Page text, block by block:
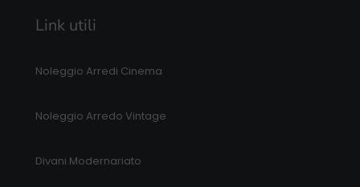
Link utili
Noleggio Arredi Cinema
Noleggio Arredo Vintage
Divani Modernariato